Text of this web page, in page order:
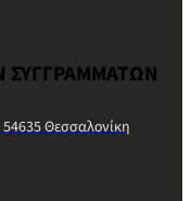
ΣΥΓΓΡΑΜΜΑΤΩΝ
Θεσσαλονίκη